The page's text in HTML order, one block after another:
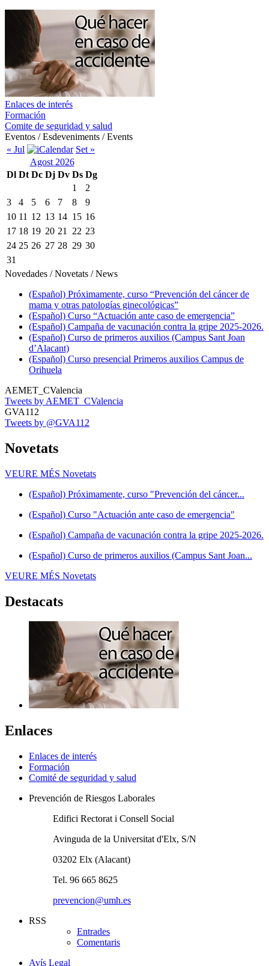
Enlaces de interés
Formación
Comite de seguridad y salud
Eventos / Esdeveniments / Events
« Jul
Set »
Agost 2026
Dl Dt Dc Dj Dv Ds Dg
1
2
3
4 5 6 7 8
9
10 11 12 13 14 15 16
17 18 19 20 21 22 23
24 25 26 27 28 29 30
31
Novedades / Novetats / News
(Español) Próximamente, curso “Prevención del cáncer de
mama y otras patologías ginecológicas”
(Español) Curso “Actuación ante caso de emergencia”
(Español) Campaña de vacunación contra la gripe 2025-2026.
(Español) Curso de primeros auxilios (Campus Sant Joan
d’Alacant)
(Español) Curso presencial Primeros auxilios Campus de
Orihuela
AEMET_CValencia
Tweets by AEMET_CValencia
GVA112
Tweets by @GVA112
Novetats
VEURE MÉS Novetats
(Español) Próximamente, curso "Prevención del cáncer...
(Español) Curso "Actuación ante caso de emergencia"
(Español) Campaña de vacunación contra la gripe 2025-2026.
(Español) Curso de primeros auxilios (Campus Sant Joan...
VEURE MÉS Novetats
Destacats
Enlaces
Enlaces de interés
Formación
Comité de seguridad y salud
Prevención de Riesgos Laborales
Edifici Rectorat i Consell Social
Avinguda de la Universitat d'Elx, S/N
03202 Elx (Alacant)
Tel. 96 665 8625
prevencion@umh.es
RSS
Entrades
Comentaris
Avís Legal